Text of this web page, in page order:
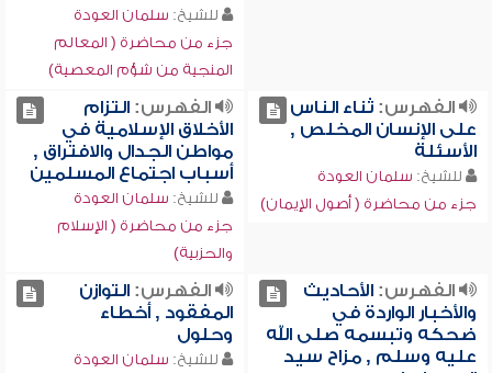
للشيخ: سلمان العودة
جزء من محاضرة ( المعالم
المنجية من شؤم المعصية)
الفهرس:ثناء الناس
على الإنسان المخلص ,
الأسئلة
للشيخ: سلمان العودة
جزء من محاضرة ( أصول الإيمان)
الفهرس:التزام
الأخلاق الإسلامية في
مواطن الجدال والافتراق ,
أسباب اجتماع المسلمين
للشيخ: سلمان العودة
جزء من محاضرة ( الإسلام
والحزبية)
الفهرس:الأحاديث
والأخبار الواردة في
ضحكه وتبسمه صلى الله
عليه وسلم , مزاح سيد
الفهرس:التوازن
المفقود , أخطاء
وحلول
للشيخ: سلمان العودة